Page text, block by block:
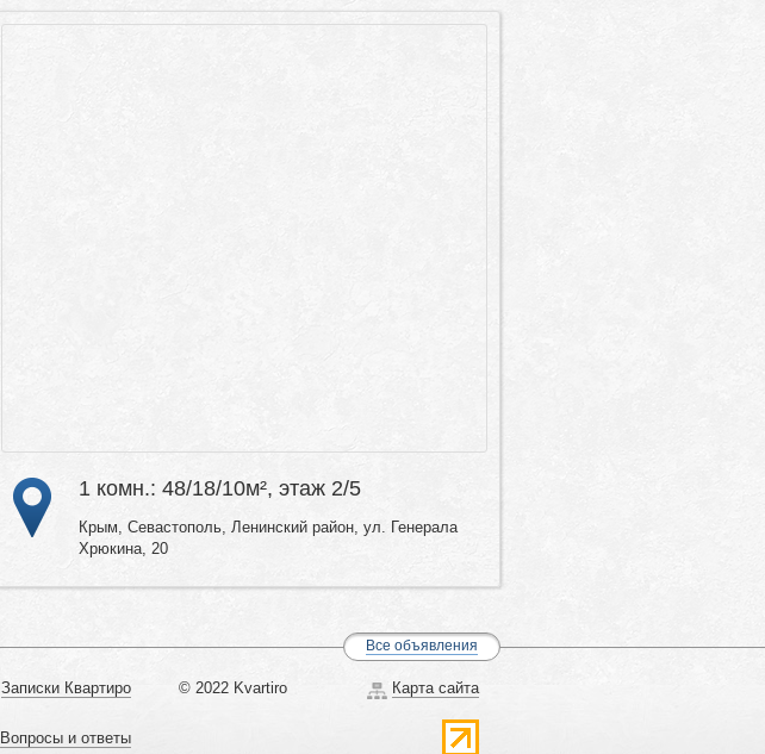
1 комн.: 48/18/10м², этаж 2/5
Крым, Севастополь, Ленинский район, ул. Генерала
Хрюкина, 20
Все объявления
Записки Квартиро
Вопросы и ответы
© 2022 Kvartiro Карта сайта